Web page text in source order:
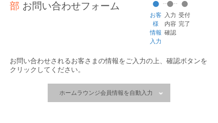
部 お問い合わせフォーム
お客
様
情報
入力
入力
内容
確認
受付
完了
お問い合わせされるお客さまの情報をご入力の上、 確認ボタンを
クリックしてください。
ホームラウンジ会員情報を自動入力